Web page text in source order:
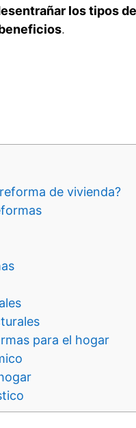
los tipos
.
de vivienda?
para el hogar